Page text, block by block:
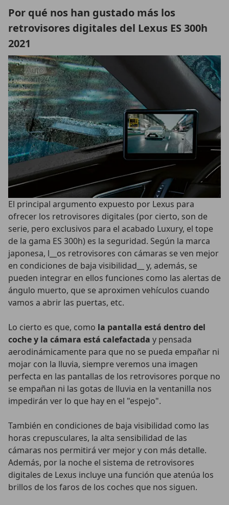
Por qué nos han gustado más los
retrovisores digitales del Lexus ES 300h
2021
El principal argumento expuesto por Lexus para
ofrecer los retrovisores digitales (por cierto, son de
serie, pero exclusivos para el acabado Luxury, el tope
de la gama ES 300h) es la seguridad. Según la marca
japonesa, l__os retrovisores con cámaras se ven mejor
en condiciones de baja visibilidad__ y, además, se
pueden integrar en ellos funciones como las alertas de
ángulo muerto, que se aproximen vehículos cuando
vamos a abrir las puertas, etc.
Lo cierto es que, como la pantalla está dentro del
coche y la cámara está calefactada y pensada
aerodinámicamente para que no se pueda empañar ni
mojar con la lluvia, siempre veremos una imagen
perfecta en las pantallas de los retrovisores porque no
se empañan ni las gotas de lluvia en la ventanilla nos
impedirán ver lo que hay en el "espejo".
También en condiciones de baja visibilidad como las
horas crepusculares, la alta sensibilidad de las
cámaras nos permitirá ver mejor y con más detalle.
Además, por la noche el sistema de retrovisores
digitales de Lexus incluye una función que atenúa los
brillos de los faros de los coches que nos siguen.